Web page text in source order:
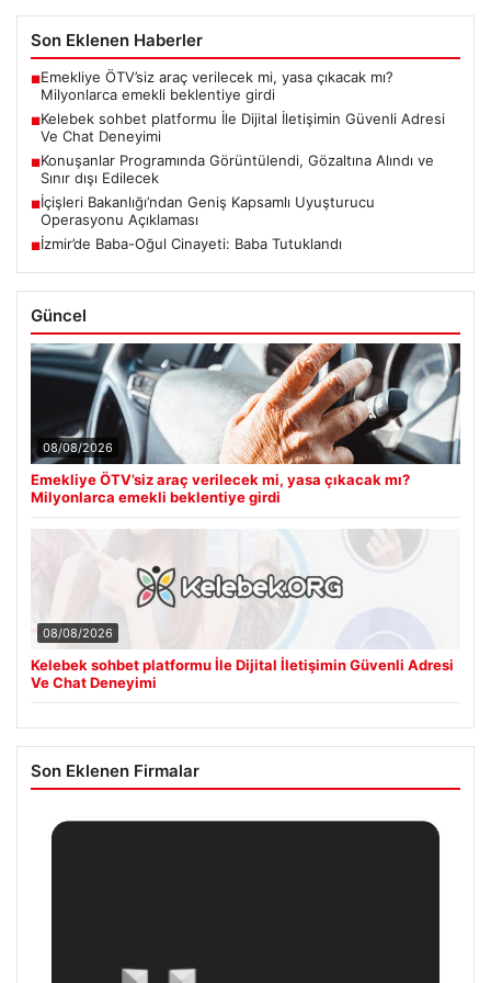
Son Eklenen Haberler
■Emekliye ÖTV’siz araç verilecek mi, yasa çıkacak mı?
Milyonlarca emekli beklentiye girdi
■Kelebek sohbet platformu İle Dijital İletişimin Güvenli Adresi
Ve Chat Deneyimi
■Konuşanlar Programında Görüntülendi, Gözaltına Alındı ve
Sınır dışı Edilecek
■İçişleri Bakanlığı’ndan Geniş Kapsamlı Uyuşturucu
Operasyonu Açıklaması
■İzmir’de Baba-Oğul Cinayeti: Baba Tutuklandı
Güncel
08/08/2026
Emekliye ÖTV’siz araç verilecek mi, yasa çıkacak mı?
Milyonlarca emekli beklentiye girdi
08/08/2026
Kelebek sohbet platformu İle Dijital İletişimin Güvenli Adresi
Ve Chat Deneyimi
Son Eklenen Firmalar